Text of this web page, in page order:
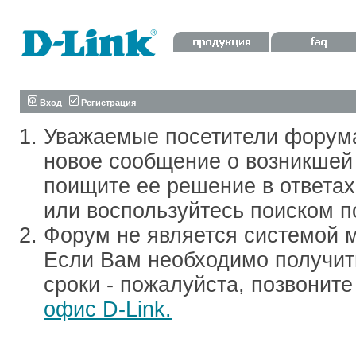
Вход Регистрация
Уважаемые посетители
новое сообщение о
поищите ее решение в
или воспользуйтесь поиском
Форум не является системой
Если Вам необходимо
сроки - пожалуйста,
офис D-Link.